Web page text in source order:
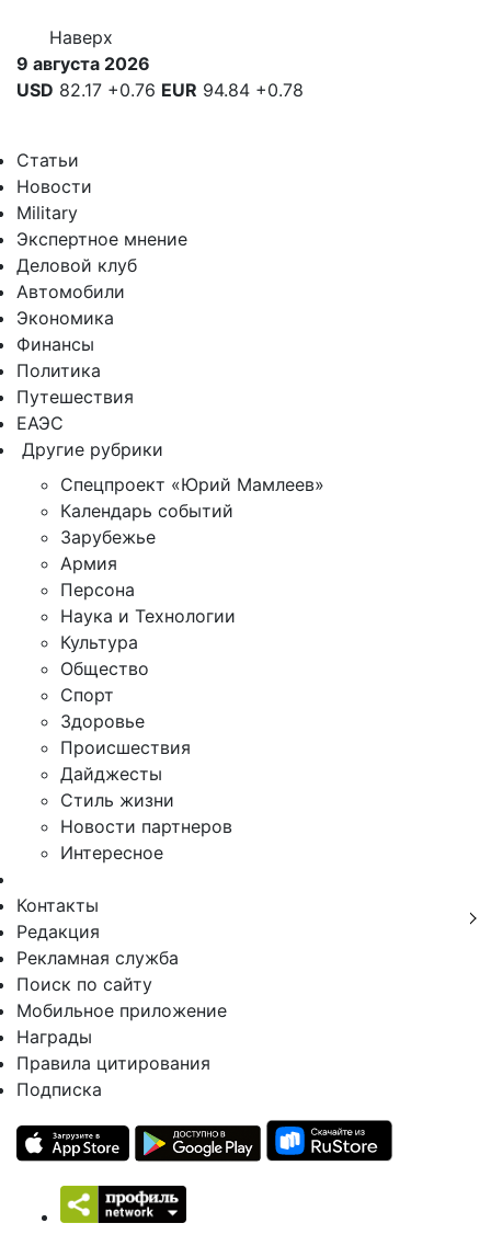
Наверх
9 августа 2026
USD 82.17 +0.76 EUR 94.84 +0.78
Статьи
Новости
Military
Экспертное мнение
Деловой клуб
Автомобили
Экономика
Финансы
Политика
Путешествия
ЕАЭС
Другие рубрики
Спецпроект «Юрий Мамлеев»
Календарь событий
Зарубежье
Армия
Персона
Наука и Технологии
Культура
Общество
Спорт
Здоровье
Происшествия
Дайджесты
Стиль жизни
Новости партнеров
Интересное
Контакты
Редакция
Рекламная служба
Поиск по сайту
Мобильное приложение
Награды
Правила цитирования
Подписка